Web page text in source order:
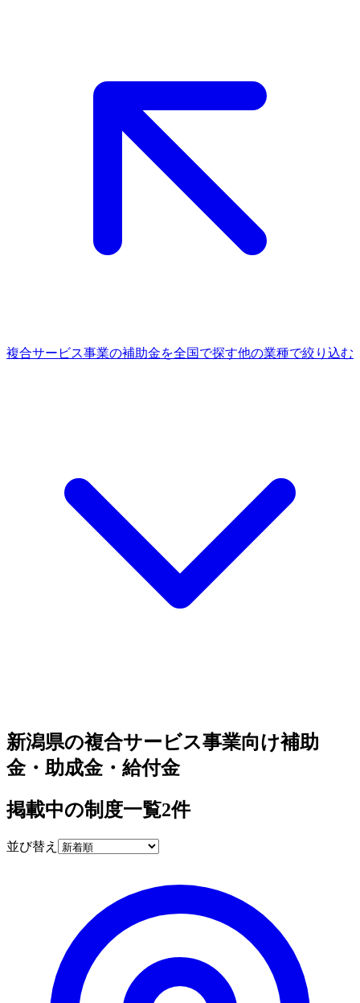
複合サービス事業の補助金を全国で探す他の業種で絞り込む
新潟県の複合サービス事業向け補助
金・助成金・給付金
掲載中の制度一覧2件
並び替え